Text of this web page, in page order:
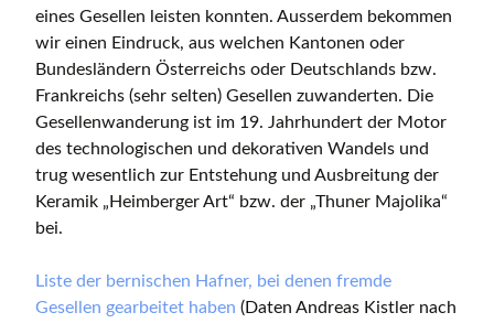
eines Gesellen leisten konnten. Ausserdem bekommen
wir einen Eindruck, aus welchen Kantonen oder
Bundesländern Österreichs oder Deutschlands bzw.
Frankreichs (sehr selten) Gesellen zuwanderten. Die
Gesellenwanderung ist im 19. Jahrhundert der Motor
des technologischen und dekorativen Wandels und
trug wesentlich zur Entstehung und Ausbreitung der
Keramik „Heimberger Art“ bzw. der „Thuner Majolika“
bei.
Liste der bernischen Hafner, bei denen fremde
Gesellen gearbeitet haben (Daten Andreas Kistler nach